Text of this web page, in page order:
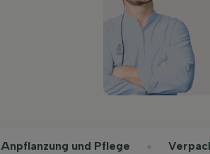
Anpflanzung und Pflege